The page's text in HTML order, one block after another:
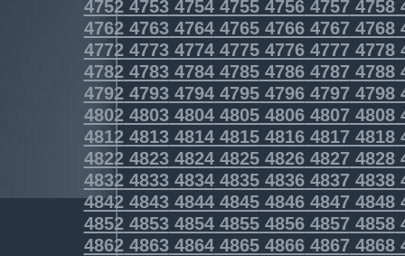
4752475347544755475647574758
4762476347644765476647674768
4772477347744775477647774778
4782478347844785478647874788
4792479347944795479647974798
4802480348044805480648074808
4812481348144815481648174818
4822482348244825482648274828
4832483348344835483648374838
4842484348444845484648474848
4852485348544855485648574858
4862486348644865486648674868